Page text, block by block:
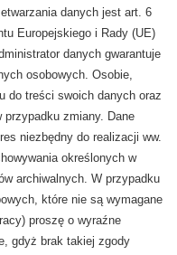
danych jest art. 6
Europejskiego i Rady (UE)
danych gwarantuje
osobowych. Osobie,
do treści swoich danych oraz
przypadku zmiany. Dane
niezbędny do realizacji ww.
określonych w
archiwalnych. W przypadku
które nie są wymagane
proszę o wyraźne
gdyż brak takiej zgody